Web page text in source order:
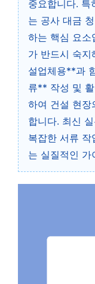
중요합니다. 특
는 공사 대금
하는 핵심 요소
가 반드시 숙
설업체용**과
류** 작성 및
하여 건설 현장
합니다. 최신
복잡한 서류 작
는 실질적인 가